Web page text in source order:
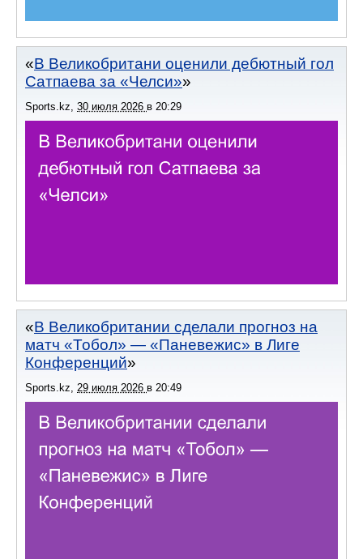
В Великобритани оценили дебютный гол
Сатпаева за «Челси»
Sports.kz 30 июля 2026 в 20:29
В Великобритании сделали прогноз на
матч «Тобол» — «Паневежис» в Лиге
Конференций
Sports.kz 29 июля 2026 в 20:49